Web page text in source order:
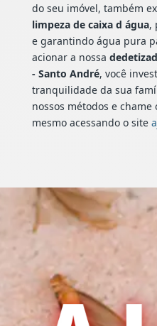
do seu imóvel, também
limpeza de caixa d água,
e garantindo água pura
acionar a nossa
- Santo André, você
tranquilidade da sua
nossos métodos e
mesmo acessando o site